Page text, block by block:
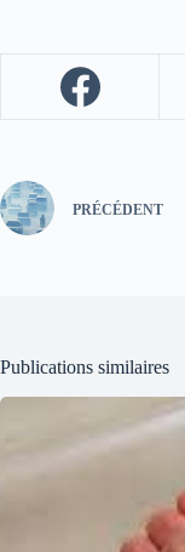
PRÉCÉDENT
Publications similaires